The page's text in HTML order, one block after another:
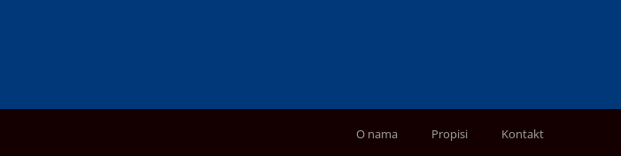
O nama Propisi Kontakt